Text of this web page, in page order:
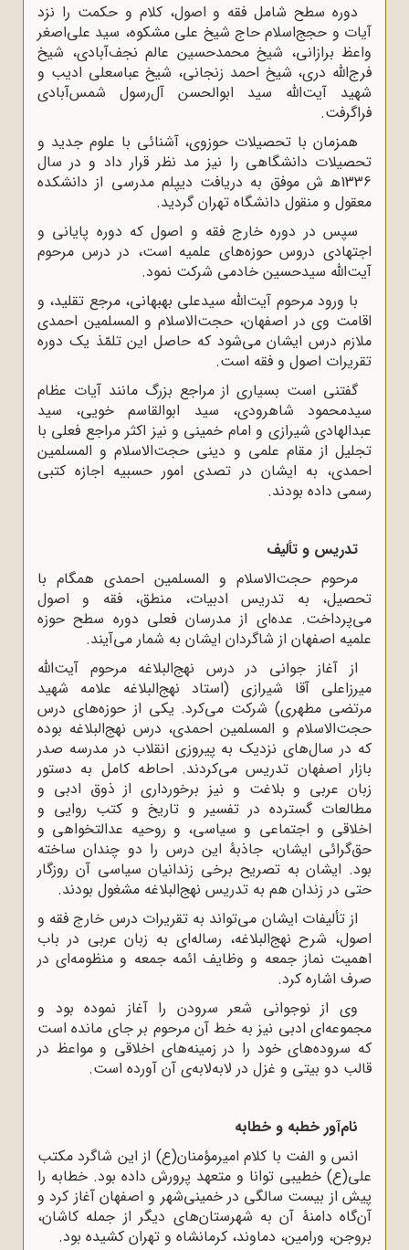
دوره سطح شامل فقه و اصول، کلام و حکمت را نزد
آیات و حجج‌اسلام حاج شیخ علی مشکوه، سید علی‌اصغر
واعظ برازانی، شیخ محمدحسین عالم نجف‌آبادی، شیخ
فرج‌الله دری، شیخ احمد زنجانی، شیخ عباسعلی ادیب و
شهید آیت‌الله سید ابوالحسن آل‌رسول شمس‌آبادی
فراگرفت.
همزمان با تحصیلات حوزوی، آشنائی با علوم جدید و
تحصیلات دانشگاهی را نیز مد نظر قرار داد و در سال
1336ﻫ ش موفق به دریافت دیپلم مدرسی از دانشکده
معقول و منقول دانشگاه تهران گردید.
سپس در دوره خارج فقه و اصول که دوره پایانی و
اجتهادی دروس حوزه‌های علمیه است، در درس مرحوم
آیت‌الله سیدحسین خادمی شرکت نمود.
با ورود مرحوم آیت‌الله سیدعلی بهبهانی، مرجع تقلید، و
اقامت وی در اصفهان، حجت‌الاسلام و المسلمین احمدی
ملازم درس ایشان می‌شود که حاصل این تلمّذ یک دوره
تقریرات اصول و فقه است.
گفتنی است بسیاری از مراجع بزرگ مانند آیات عظام
سیدمحمود شاهرودی، سید ابوالقاسم خویی، سید
عبدالهادی شیرازی و امام خمینی و نیز اکثر مراجع فعلی با
تجلیل از مقام علمی و دینی حجت‌الاسلام و المسلمین
احمدی، به ایشان در تصدی امور حسبیه اجازه کتبی
رسمی داده بودند.
تدریس و تألیف
مرحوم حجت‌الاسلام و المسلمین احمدی همگام با
تحصیل، به تدریس ادبیات، منطق، فقه و اصول
می‌پرداخت. عده‌ای از مدرسان فعلی دوره سطح حوزه
علمیه اصفهان از شاگردان ایشان به شمار می‌آیند.
از آغاز جوانی در درس نهج‌البلاغه مرحوم آیت‌الله
میرزاعلی آقا شیرازی (استاد نهج‌البلاغه علامه شهید
مرتضی مطهری) شرکت می‌کرد. یکی از حوزه‌های درس
حجت‌الاسلام و المسلمین احمدی، درس نهج‌البلاغه بوده
که در سال‌های نزدیک به پیروزی انقلاب در مدرسه صدر
بازار اصفهان تدریس می‌کردند. احاطه کامل به دستور
زبان عربی و بلاغت و نیز برخورداری از ذوق ادبی و
مطالعات گسترده در تفسیر و تاریخ و کتب روایی و
اخلاقی و اجتماعی و سیاسی، و روحیه عدالتخواهی و
حق‌گرائی ایشان، جاذبۀ این درس را دو چندان ساخته
بود. ایشان به تصریح برخی زندانیان سیاسی آن روزگار
حتی در زندان هم به تدریس نهج‌البلاغه مشغول بودند.
از تألیفات ایشان می‌تواند به تقریرات درس خارج فقه و
اصول، شرح نهج‌البلاغه، رساله‌ای به زبان عربی در باب
اهمیت نماز جمعه و وظایف ائمه جمعه و منظومه‌ای در
صرف اشاره کرد.
وی از نوجوانی شعر سرودن را آغاز نموده بود و
مجموعه‌ای ادبی نیز به خط آن مرحوم بر جای مانده است
که سروده‌های خود را در زمینه‌های اخلاقی و مواعظ در
قالب دو بیتی و غزل در لابه‌لابه‌ی آن آورده است.
نام‌آور خطبه و خطابه
انس و الفت با کلام امیرمؤمنان(ع) از این شاگرد مکتب
علی(ع) خطیبی توانا و متعهد پرورش داده بود. خطابه را
پیش از بیست سالگی در خمینی‌شهر و اصفهان آغاز کرد و
آن‌گاه دامنۀ آن به شهرستان‌های دیگر از جمله کاشان،
بروجن، ورامین، دماوند، کرمانشاه و تهران کشیده بود.